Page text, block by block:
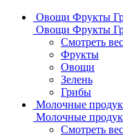
Овощи Фрукты
Овощи Фрукты
Смотреть
Фрукты
Овощи
Зелень
Грибы
Молочные
Молочные
Смотреть